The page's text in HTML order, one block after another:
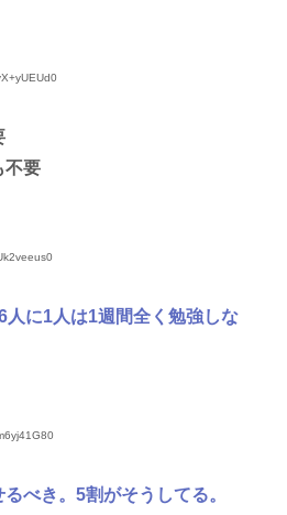
不要
人に1人は1週間全く勉強しな
べき。5割がそうしてる。